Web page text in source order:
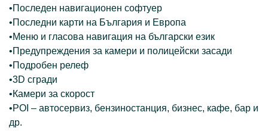
•Последен навигационен софтуер
•Последни карти на България и Европа
•Меню и гласова навигация на български език
•Предупреждения за камери и полицейски засади
•Подробен релеф
•3D сгради
•Камери за скорост
•POI – автосервиз, бензиностанция, бизнес, кафе, бар и
др.